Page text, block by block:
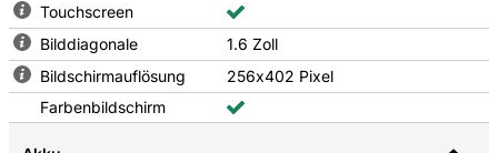
Touchscreen
Bilddiagonale
1.6 Zoll
Bildschirmauflösung
256x402 Pixel
Farbenbildschirm